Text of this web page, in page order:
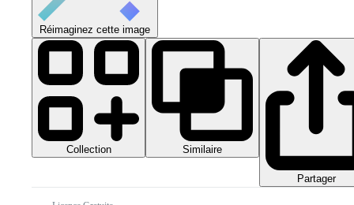
Réimaginez cette image
Collection Similaire
Partager